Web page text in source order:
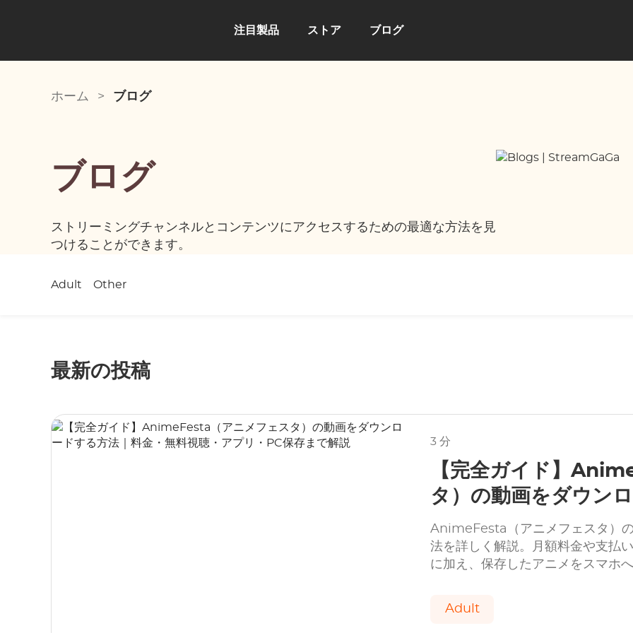
注目製品 ストア ブログ
ホーム > ブログ
ブログ
ストリーミングチャンネルとコンテンツにアクセスするための最適な方法を見
つけることができます。
Adult Other
最新の投稿
3 分
【完全ガイド】
タ）の動画をダウン
視聴・アプリ・PC保
AnimeFesta（アニメフェスタ）
法を詳しく解説。月額料金や支払
に加え、保存したアニメをスマホ
Adult